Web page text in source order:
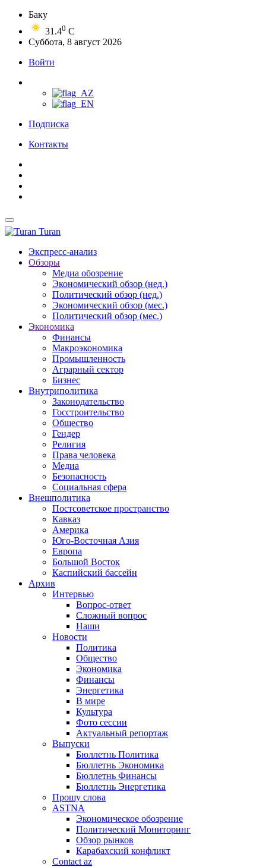
Баку
31.40 C
Суббота, 8 август 2026
Войти
Подписка
Контакты
Turan
Экспресс-анализ
Обзоры
Медиа обозрение
Экономический обзор (нед.)
Политический обзор (нед.)
Экономический обзор (мес.)
Политический обзор (мес.)
Экономика
Финансы
Макроэкономика
Промышленность
Аграрный сектор
Бизнес
Внутриполитика
Законодательство
Госстроительство
Общество
Гендер
Религия
Права человека
Медиа
Безопасность
Социальная сфера
Внешполитика
Постсоветское пространство
Кавказ
Америка
Юго-Восточная Азия
Европа
Большой Восток
Каспийский бассейн
Архив
Интервью
Вопрос-ответ
Сложный вопрос
Наши
Новости
Политика
Общество
Экономика
Финансы
Энергетика
В мире
Культура
Фото сессии
Актуальный репортаж
Выпуски
Бюллетнь Политика
Бюллетнь Экономика
Бюллетнь Финансы
Бюллетнь Энергетика
Прошу слова
ASTNA
Экономическое обозрение
Политический Мониторинг
Обзор рынков
Карабахский конфликт
Contact az